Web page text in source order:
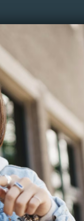
Manicure y Pedicure
Esmaltado
Manicure
Masajes de manos o pies
Pedicure
Podología clínica
Uñas Acrílicas
Otros
Tratamientos Corporales